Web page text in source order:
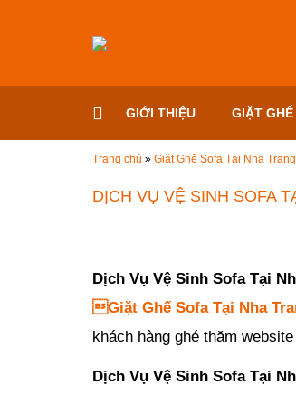
GIỚI THIỆU GIẶT
Trang chủ » Giặt Ghế Sofa Tại Nha Trang
DỊCH VỤ VỆ SINH SOFA
Dịch Vụ Vệ Sinh Sofa Tại
Giặt Ghế Sofa Tại Nha
khách hàng ghé thăm
Dịch Vụ Vệ Sinh Sofa Tại